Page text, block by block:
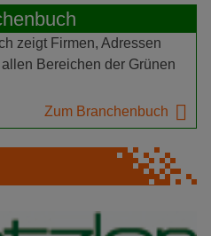
zeigt Firmen, Adressen
Bereichen der Grünen
Zum Branchenbuch